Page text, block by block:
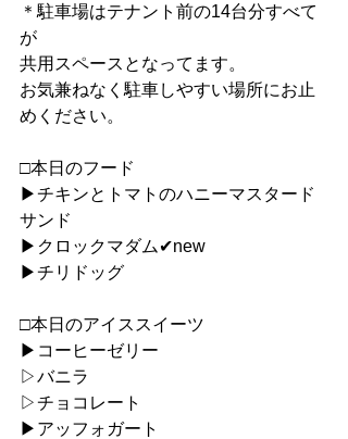
＊駐車場はテナント前の14台分すべて
が
共用スペースとなってます。
お気兼ねなく駐車しやすい場所にお止
めください。
□本日のフード
▶︎チキンとトマトのハニーマスタード
サンド
▶︎クロックマダム✔︎new
▶︎チリドッグ
□本日のアイススイーツ
▶︎コーヒーゼリー
▷バニラ
▷チョコレート
▶︎アッフォガート